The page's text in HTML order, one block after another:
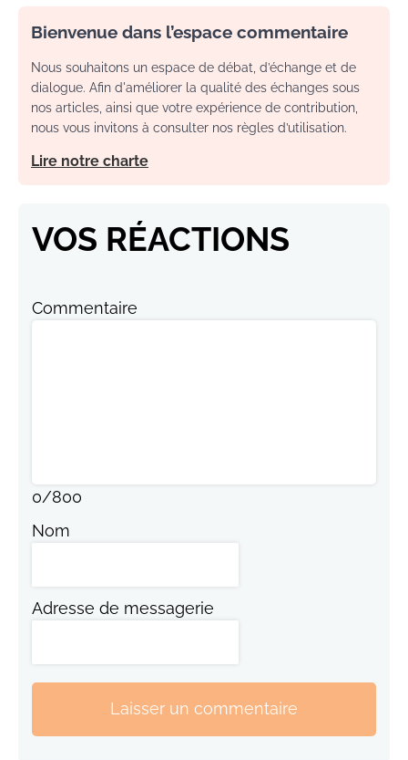
Bienvenue dans l’espace commentaire
Nous souhaitons un espace de débat, d’échange et de
dialogue. Afin d'améliorer la qualité des échanges sous
nos articles, ainsi que votre expérience de contribution,
nous vous invitons à consulter nos règles d’utilisation.
Lire notre charte
VOS RÉACTIONS
Commentaire
0/800
Nom
Adresse de messagerie
Laisser un commentaire